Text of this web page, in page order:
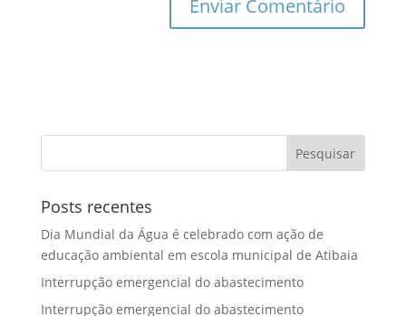
Posts recentes
Dia Mundial da Água é celebrado com ação de
educação ambiental em escola municipal de Atibaia
Interrupção emergencial do abastecimento
Interrupção emergencial do abastecimento